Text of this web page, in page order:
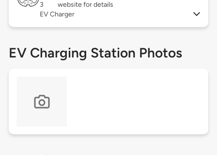
3
website for details
EV Charger
EV Charging Station Photos